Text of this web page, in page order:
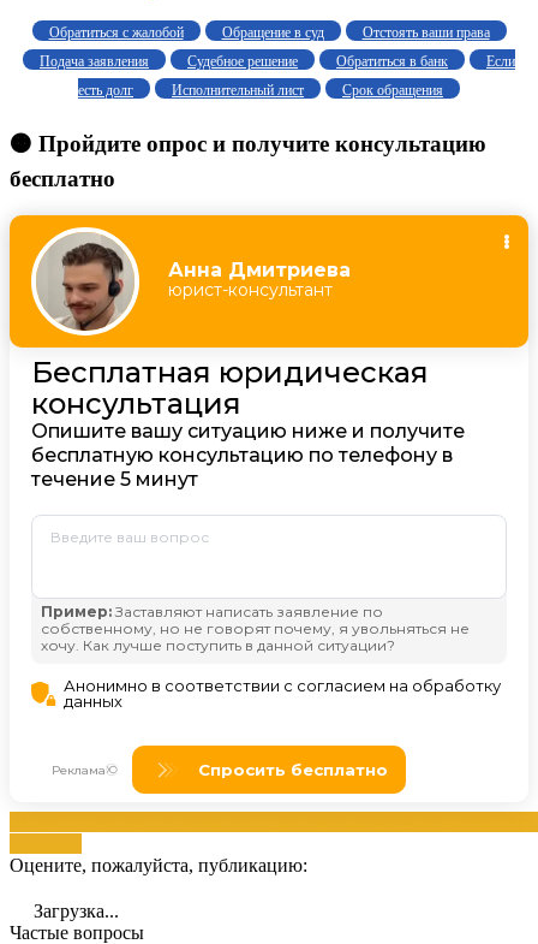
Обратиться с жалобой Обращение в суд
Отстоять ваши права
Подача заявления
Судебное решение Обратиться в банк
Если
есть долг
Исполнительный лист Срок обращения
🟠 Пройдите опрос и получите консультацию
бесплатно
Оцените, пожалуйста, публикацию:
Загрузка...
Частые вопросы